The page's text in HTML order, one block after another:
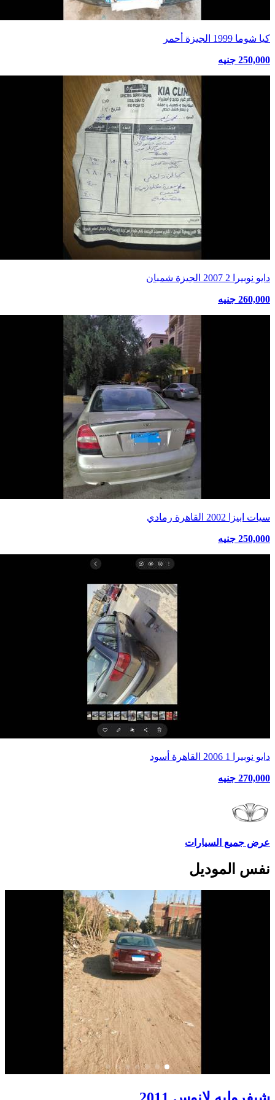
كيا شوما 1999 الجيزة أحمر
250,000 جنيه
دايو نوبيرا 2 2007 الجيزة شمبان
260,000 جنيه
سيات ابيزا 2002 القاهرة رمادي
250,000 جنيه
دايو نوبيرا 1 2006 القاهرة أسود
270,000 جنيه
عرض جميع السيارات
نفس الموديل